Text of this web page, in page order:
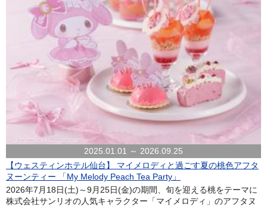
2025.01.01 ～ 2026.09.25
【ウェスティンホテル仙台】 マイメロディと過ごす夏の桃色アフタ
ヌーンティー 「My Melody Peach Tea Party」
2026年7月18日(土)～9月25日(金)の期間、旬を迎える桃をテーマに
株式会社サンリオの人気キャラクター「マイメロディ」のアフタヌ